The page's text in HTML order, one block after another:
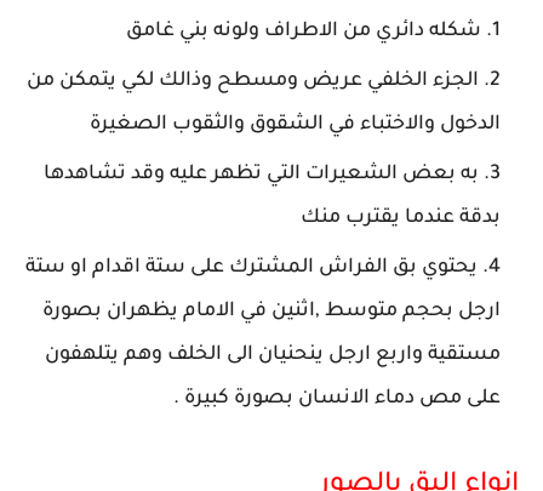
شكله دائري من الاطراف ولونه بني غامق
الجزء الخلفي عريض ومسطح وذالك لكي يتمكن من
الدخول والاختباء في الشقوق والثقوب الصغيرة
به بعض الشعيرات التي تظهر عليه وقد تشاهدها
بدقة عندما يقترب منك
يحتوي بق الفراش المشترك على ستة اقدام او ستة
ارجل بحجم متوسط ,اثنين في الامام يظهران بصورة
مستقية واربع ارجل ينحنيان الى الخلف وهم يتلهفون
على مص دماء الانسان بصورة كبيرة .